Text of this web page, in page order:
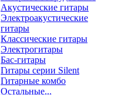
Акустические гитары
Электроакустические
гитары
Классические гитары
Электрогитары
Бас-гитары
Гитары серии Silent
Гитарные комбо
Остальные...